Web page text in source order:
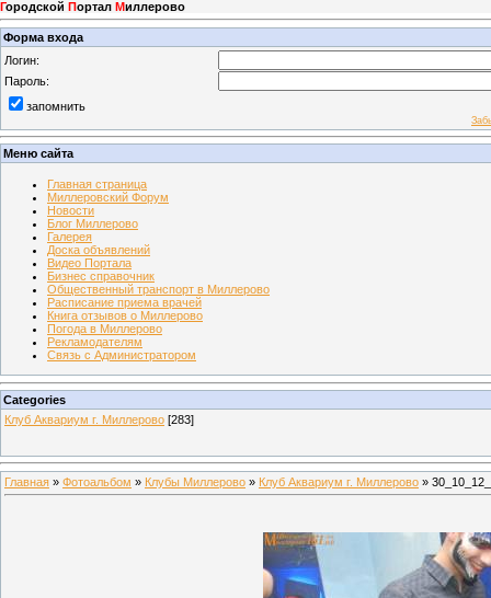
Городской Портал Миллерово
Форма входа
Логин:
Пароль:
запомнить
Меню сайта
Главная страница
Миллеровский Форум
Новости
Блог Миллерово
Галерея
Доска объявлений
Видео Портала
Бизнес справочник
Общественный транспорт в Миллерово
Расписание приема врачей
Книга отзывов о Миллерово
Погода в Миллерово
Рекламодателям
Связь с Администратором
Categories
Клуб Аквариум г. Миллерово [283]
Главная » Фотоальбом » Клубы Миллерово » Клуб Аквариум г. Миллерово »